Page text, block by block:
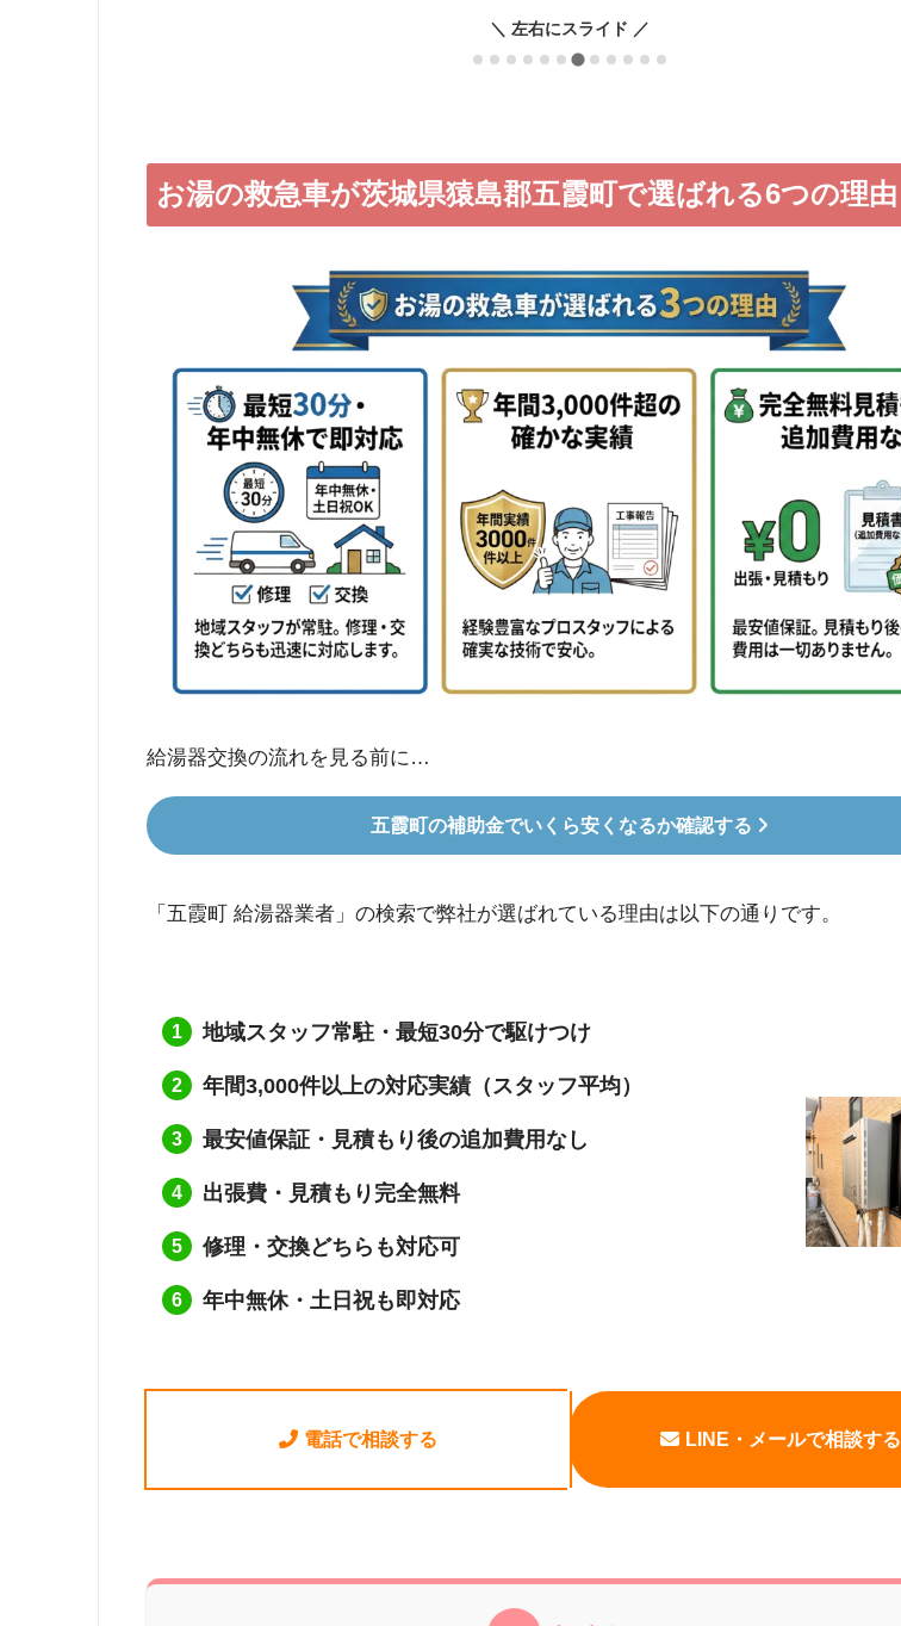
お湯の救急車が茨城県猿島郡五霞町で選ばれる6つの理由
給湯器交換の流れを見る前に…
五霞町の補助金でいくら安くなるか確認する
「五霞町 給湯器業者」の検索で弊社が選ばれている理由は以下の通りです。
地域スタッフ常駐・最短30分で駆けつけ
年間3,000件以上の対応実績（スタッフ平均）
最安値保証・見積もり後の追加費用なし
出張費・見積もり完全無料
修理・交換どちらも対応可
年中無休・土日祝も即対応
電話で相談する LINE・メールで相談する